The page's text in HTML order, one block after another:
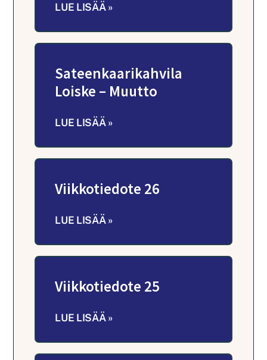
LUE LISÄÄ »
Sateenkaarikahvila
Loiske – Muutto
LUE LISÄÄ »
Viikkotiedote 26
LUE LISÄÄ »
Viikkotiedote 25
LUE LISÄÄ »